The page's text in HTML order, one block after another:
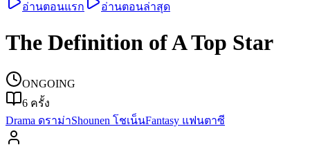
อ่านตอนแรก อ่านตอนล่าสุด
The Definition of A Top Star
ONGOING
6 ครั้ง
Drama ดราม่าShounen โชเน็นFantasy แฟนตาซี